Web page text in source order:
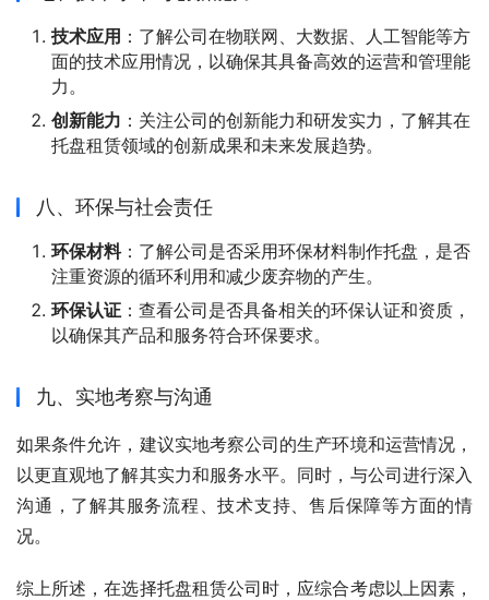
技术应用 ：了解公司在物联网、大数据、人工智能等方
面的技术应用情况，以确保其具备高效的运营和管理能
力。
创新能力 ：关注公司的创新能力和研发实力，了解其在
托盘租赁领域的创新成果和未来发展趋势。
八、环保与社会责任
环保材料：了解公司是否采用环保材料制作托盘，是否
注重资源的循环利用和减少废弃物的产生。
环保认证 ：查看公司是否具备相关的环保认证和资质，
以确保其产品和服务符合环保要求。
九、实地考察与沟通
如果条件允许，建议实地考察公司的生产环境和运营情况，
以更直观地了解其实力和服务水平。同时，与公司进行深入
沟通，了解其服务流程、技术支持、售后保障等方面的情
况。
综上所述，在选择托盘租赁公司时，应综合考虑以上因素，